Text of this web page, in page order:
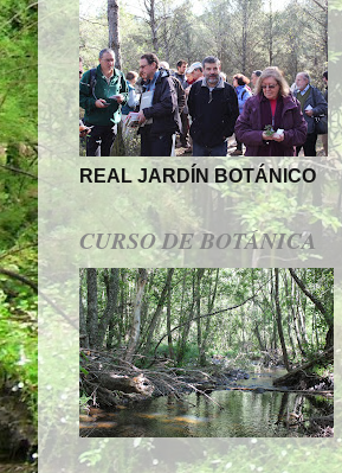
REAL JARDÍN BOTÁNICO
CURSO DE BOTÁNICA